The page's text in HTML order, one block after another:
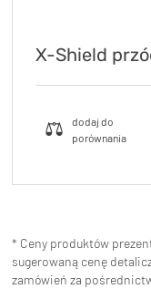
X-Shield
* Ceny produktów
sugerowaną cenę
zamówień za